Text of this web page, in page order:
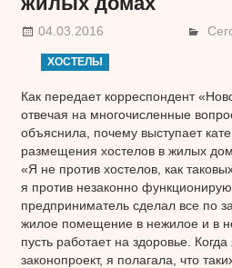
04.03.2016
ХОСТЕЛЫ
Как передает корреспондент
отвечая на многочисленные
объяснила, почему выступает
размещения хостелов в жилых
«Я не против хостелов, как
я против незаконно
предприниматель сделал все по
жилое помещение в нежилое и в
пусть работает на здоровье.
законопроект, я полагала, что